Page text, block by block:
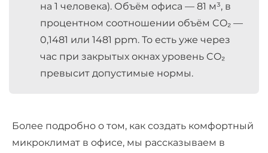
на 1 человека). Объём офиса — 81 м³, в
процентном соотношении объём CO₂ —
0,1481 или 1481 ppm. То есть уже через
час при закрытых окнах уровень CO₂
превысит допустимые нормы.
Более подробно о том, как создать комфортный
микроклимат в офисе, мы рассказываем в